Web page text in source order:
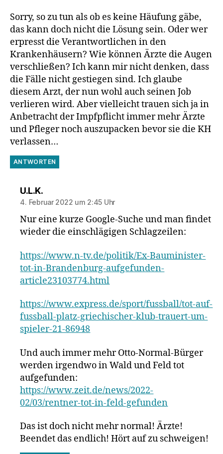
Sorry, so zu tun als ob es keine Häufung gäbe,
das kann doch nicht die Lösung sein. Oder wer
erpresst die Verantwortlichen in den
Krankenhäusern? Wie können Ärzte die Augen
verschließen? Ich kann mir nicht denken, dass
die Fälle nicht gestiegen sind. Ich glaube
diesem Arzt, der nun wohl auch seinen Job
verlieren wird. Aber vielleicht trauen sich ja in
Anbetracht der Impfpflicht immer mehr Ärzte
und Pfleger noch auszupacken bevor sie die KH
verlassen…
ANTWORTEN
U.L.K.sagt:
4. Februar 2022 um 2:45 Uhr
Nur eine kurze Google-Suche und man findet
wieder die einschlägigen Schlagzeilen:
https://www.n-tv.de/politik/Ex-Bauminister-
tot-in-Brandenburg-aufgefunden-
article23103774.html
https://www.express.de/sport/fussball/tot-auf-
fussball-platz-griechischer-klub-trauert-um-
spieler-21-86948
Und auch immer mehr Otto-Normal-Bürger
werden irgendwo in Wald und Feld tot
aufgefunden:
https://www.zeit.de/news/2022-
02/03/rentner-tot-in-feld-gefunden
Das ist doch nicht mehr normal! Ärzte!
Beendet das endlich! Hört auf zu schweigen!